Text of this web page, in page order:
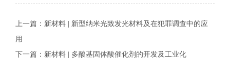
上一篇： 新材料 | 新型纳米光致发光材料及在犯罪调查中的应
用
下一篇： 新材料 | 多酸基固体酸催化剂的开发及工业化